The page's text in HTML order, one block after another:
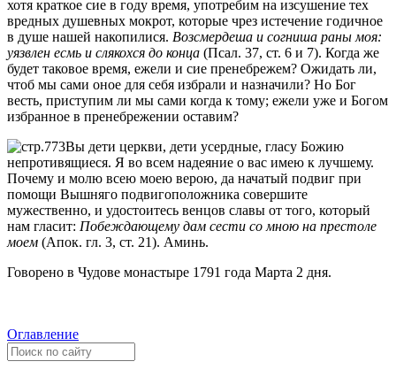
хотя краткое сие в году время, употребим на изсушение тех
вредных душевных мокрот, которые чрез истечение годичное
в душе нашей накопилися. Возсмердеша и согниша раны моя:
уязвлен есмь и слякохся до конца (Псал. 37, ст. 6 и 7). Когда же
будет таковое время, ежели и сие пренебрежем? Ожидать ли,
чтоб мы сами оное для себя избрали и назначили? Но Бог
весть, приступим ли мы сами когда к тому; ежели уже и Богом
избранное в пренебрежении оставим?
Вы дети церкви, дети усердные, гласу Божию
непротивящиеся. Я во всем надеяние о вас имею к лучшему.
Почему и молю всею моею верою, да начатый подвиг при
помощи Вышняго подвигоположника совершите
мужественно, и удостоитесь венцов славы от того, который
нам гласит: Побеждающему дам сести со мною на престоле
моем (Апок. гл. 3, ст. 21). Аминь.
Говорено в Чудове монастыре 1791 года Марта 2 дня.
Оглавление